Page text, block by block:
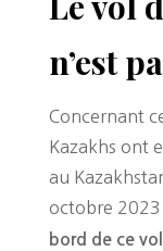
n’est
Concernant
Kazakhs ont
au
octobre 2023
bord de ce